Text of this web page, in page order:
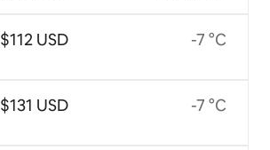
$112 USD
$131 USD
-7 °C
-7 °C